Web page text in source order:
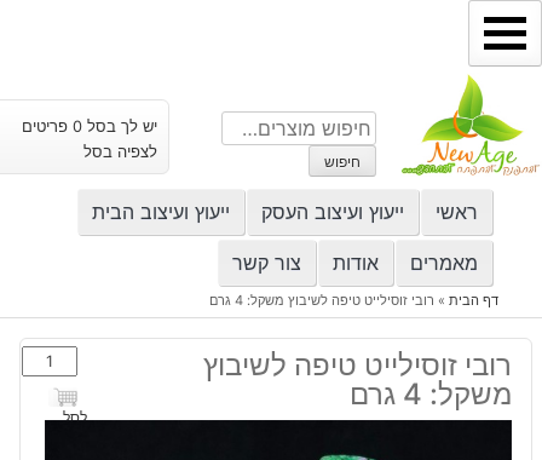
דילוג
לתוכן
חיפוש
עבור:
חיפוש
יש לך בסל 0 פריטים
לצפיה בסל
ראשי ייעוץ ועיצוב העסק ייעוץ ועיצוב הבית
מאמרים אודות צור קשר
דף הבית» רובי זוסילייט טיפה לשיבוץ משקל: 4 גרם
רובי זוסילייט טיפה לשיבוץ
משקל: 4 גרם
כמות
של
רובי
לסל